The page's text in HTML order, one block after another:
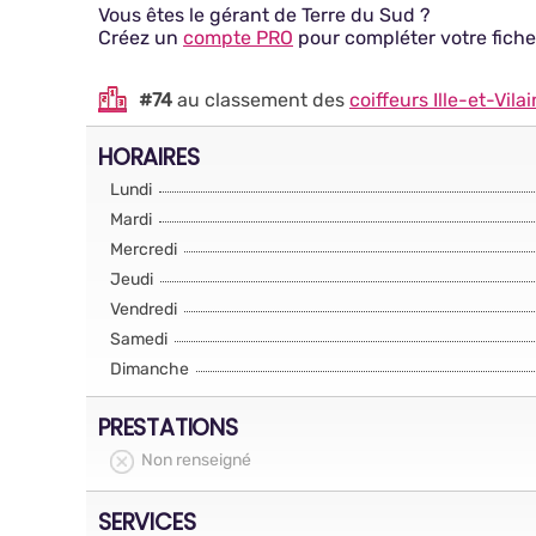
Vous êtes le gérant de Terre du Sud ?
Créez un compte PRO pour compléter votre
#74 au classement des coiffeurs Ille-et-
HORAIRES
Lundi
Mardi
Mercredi
Jeudi
Vendredi
Samedi
Dimanche
PRESTATIONS
Non renseigné
SERVICES